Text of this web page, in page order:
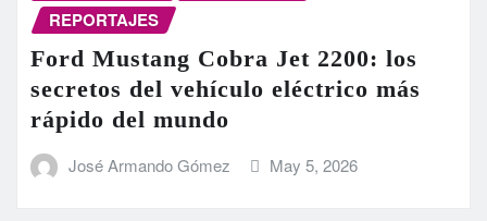
REPORTAJES
Ford Mustang Cobra Jet 2200: los
secretos del vehículo eléctrico más
rápido del mundo
José Armando Gómez May 5, 2026